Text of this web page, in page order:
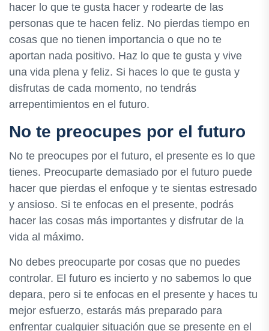
hacer lo que te gusta hacer y rodearte de las
personas que te hacen feliz. No pierdas tiempo en
cosas que no tienen importancia o que no te
aportan nada positivo. Haz lo que te gusta y vive
una vida plena y feliz. Si haces lo que te gusta y
disfrutas de cada momento, no tendrás
arrepentimientos en el futuro.
No te preocupes por el futuro
No te preocupes por el futuro, el presente es lo que
tienes. Preocuparte demasiado por el futuro puede
hacer que pierdas el enfoque y te sientas estresado
y ansioso. Si te enfocas en el presente, podrás
hacer las cosas más importantes y disfrutar de la
vida al máximo.
No debes preocuparte por cosas que no puedes
controlar. El futuro es incierto y no sabemos lo que
depara, pero si te enfocas en el presente y haces tu
mejor esfuerzo, estarás más preparado para
enfrentar cualquier situación que se presente en el